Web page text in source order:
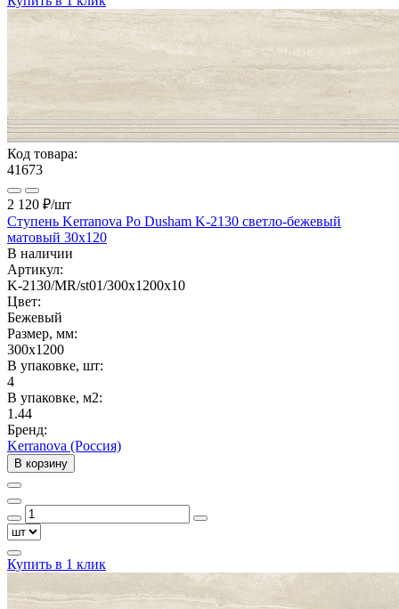
Код товара:
41673
2 120 ₽/шт
Ступень Kerranova Po Dusham K-2130 светло-бежевый
матовый 30x120
В наличии
Артикул:
K-2130/MR/st01/300x1200x10
Цвет:
Бежевый
Размер, мм:
300x1200
В упаковке, шт:
4
В упаковке, м2:
1.44
Бренд:
Kerranova (Россия)
В корзину
Купить в 1 клик